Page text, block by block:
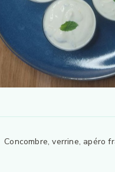
Concombre, verrine, apéro